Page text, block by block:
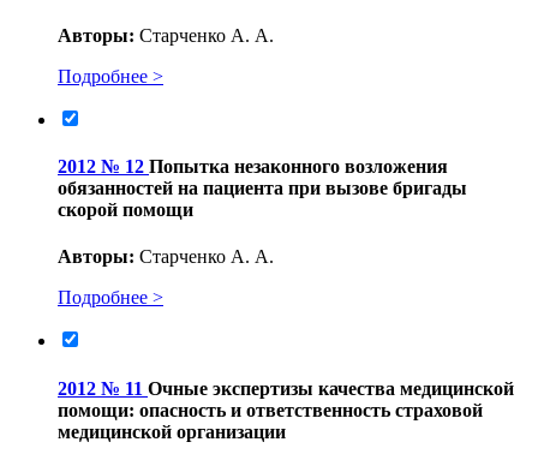
Авторы: Старченко А. А.
Подробнее >
2012 № 12 Попытка незаконного возложения
обязанностей на пациента при вызове бригады
скорой помощи
Авторы: Старченко А. А.
Подробнее >
2012 № 11 Очные экспертизы качества медицинской
помощи: опасность и ответственность страховой
медицинской организации